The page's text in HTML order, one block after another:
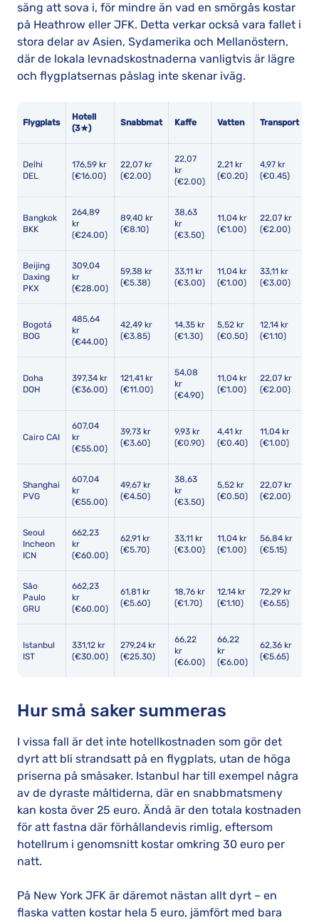
säng att sova i, för mindre än vad en smörgås kostar
på Heathrow eller JFK. Detta verkar också vara fallet i
stora delar av Asien, Sydamerika och Mellanöstern,
där de lokala levnadskostnaderna vanligtvis är lägre
och flygplatsernas påslag inte skenar iväg.
Flygplats
Hotell
(3★)
Snabbmat Kaffe Vatten Transport
Delhi
DEL
176,59 kr
(€16.00)
22,07 kr
(€2.00)
22,07
kr
(€2.00)
2,21 kr
(€0.20)
4,97 kr
(€0.45)
Bangkok
BKK
264,89
kr
(€24.00)
89,40 kr
(€8.10)
38,63
kr
(€3.50)
11,04 kr
(€1.00)
22,07 kr
(€2.00)
Beijing
Daxing
PKX
309,04
kr
(€28.00)
59,38 kr
(€5.38)
33,11 kr
(€3.00)
11,04 kr
(€1.00)
33,11 kr
(€3.00)
Bogotá
BOG
485,64
kr
(€44.00)
42,49 kr
(€3.85)
14,35 kr
(€1.30)
5,52 kr
(€0.50)
12,14 kr
(€1.10)
Doha
DOH
397,34 kr
(€36.00)
121,41 kr
(€11.00)
54,08
kr
(€4.90)
11,04 kr
(€1.00)
22,07 kr
(€2.00)
Cairo CAI
607,04
kr
(€55.00)
39,73 kr
(€3.60)
9,93 kr
(€0.90)
4,41 kr
(€0.40)
11,04 kr
(€1.00)
Shanghai
PVG
607,04
kr
(€55.00)
49,67 kr
(€4.50)
38,63
kr
(€3.50)
5,52 kr
(€0.50)
22,07 kr
(€2.00)
Seoul
Incheon
ICN
662,23
kr
(€60.00)
62,91 kr
(€5.70)
33,11 kr
(€3.00)
11,04 kr
(€1.00)
56,84 kr
(€5.15)
São
Paulo
GRU
662,23
kr
(€60.00)
61,81 kr
(€5.60)
18,76 kr
(€1.70)
12,14 kr
(€1.10)
72,29 kr
(€6.55)
Istanbul
IST
331,12 kr
(€30.00)
279,24 kr
(€25.30)
66,22
kr
(€6.00)
66,22
kr
(€6.00)
62,36 kr
(€5.65)
Hur små saker summeras
I vissa fall är det inte hotellkostnaden som gör det
dyrt att bli strandsatt på en flygplats, utan de höga
priserna på småsaker. Istanbul har till exempel några
av de dyraste måltiderna, där en snabbmatsmeny
kan kosta över 25 euro. Ändå är den totala kostnaden
för att fastna där förhållandevis rimlig, eftersom
hotellrum i genomsnitt kostar omkring 30 euro per
natt.
På New York JFK är däremot nästan allt dyrt – en
flaska vatten kostar hela 5 euro, jämfört med bara